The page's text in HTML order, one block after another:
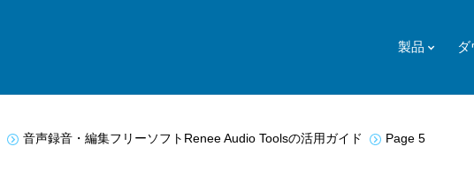
製品
音声録音・編集フリーソフトRenee Audio Toolsの活用ガイド Page 5